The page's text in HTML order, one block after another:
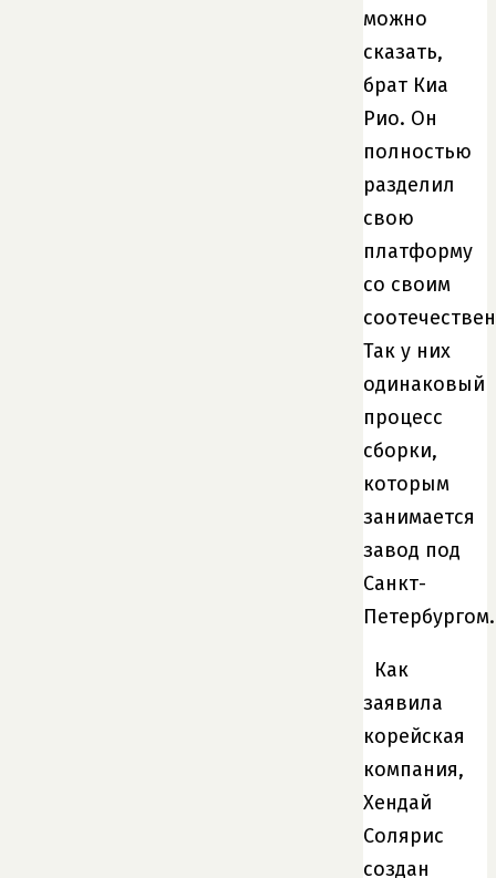
можно
сказать,
брат Киа
Рио. Он
полностью
разделил
свою
платформу
со своим
Так у них
одинаковый
процесс
сборки,
которым
занимается
завод под
Санкт-
Петербургом.
Как
заявила
корейская
компания,
Хендай
Солярис
создан